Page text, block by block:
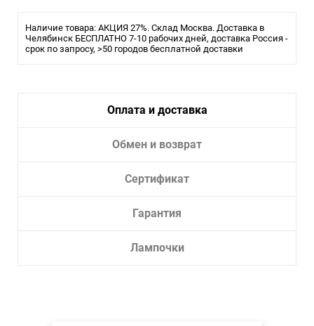
Наличие товара: АКЦИЯ 27%. Склад Москва. Доставка в
Челябинск БЕСПЛАТНО 7-10 рабочих дней, доставка Россия -
срок по запросу, >50 городов бесплатной доставки
Оплата и доставка
Обмен и возврат
Сертификат
Гарантия
Лампочки